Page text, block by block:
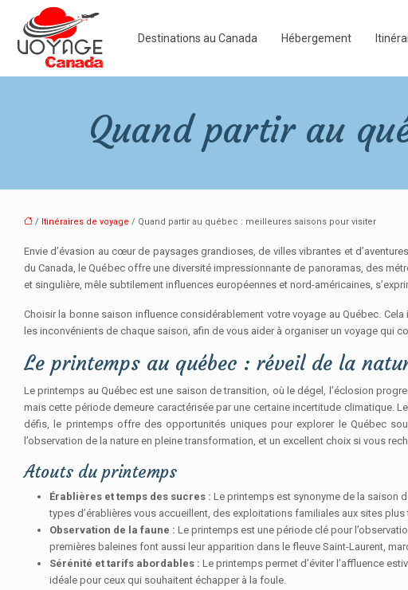
Destinations au Canada Hébergement
Quand partir au
/ Itinéraires de voyage / Quand partir au québec : meilleures saisons pour visiter
Envie d’évasion au cœur de paysages grandioses, de villes vibrantes et
du Canada, le Québec offre une diversité impressionnante de panoramas, des
et singulière, mêle subtilement influences européennes et nord-américaines,
Choisir la bonne saison influence considérablement votre voyage au Québec.
les inconvénients de chaque saison, afin de vous aider à organiser un voyage qui
Le printemps au québec : réveil de la
Le printemps au Québec est une saison de transition, où le dégel, l’éclosion
mais cette période demeure caractérisée par une certaine incertitude climatique.
défis, le printemps offre des opportunités uniques pour explorer le Québec
l’observation de la nature en pleine transformation, et un excellent choix si vous
Atouts du printemps
Érablières et temps des sucres : Le printemps est synonyme de la saison
types d’érablières vous accueillent, des exploitations familiales aux sites
Observation de la faune : Le printemps est une période clé pour
premières baleines font aussi leur apparition dans le fleuve Saint-Laurent,
Sérénité et tarifs abordables : Le printemps permet d’éviter l’affluence
idéale pour ceux qui souhaitent échapper à la foule.